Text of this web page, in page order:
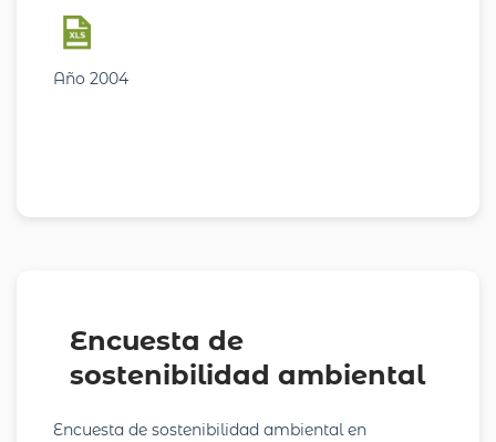
Año 2004
Encuesta de
sostenibilidad ambiental
Encuesta de sostenibilidad ambiental en